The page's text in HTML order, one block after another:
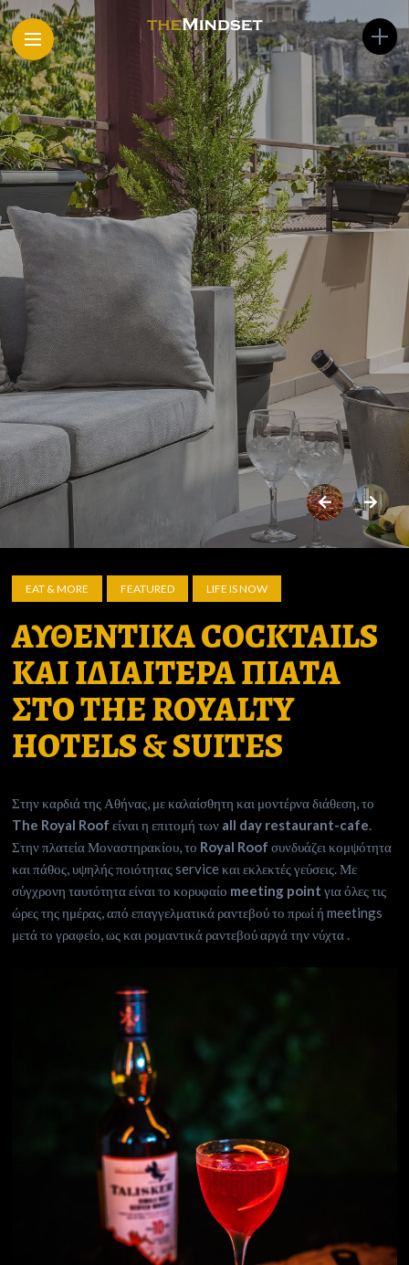
EAT & MORE FEATURED LIFE IS NOW
ΑΥΘΕΝΤΙΚΑ COCKTAILS
ΚΑΙ ΙΔΙΑΙΤΕΡΑ ΠΙΑΤΑ
ΣΤΟ THE ROYALTY
HOTELS & SUITES
Στην καρδιά της Αθήνας, με καλαίσθητη και μοντέρνα διάθεση, το
The Royal Roof είναι η επιτομή των all day restaurant-cafe.
Στην πλατεία Μοναστηρακίου, το Royal Roof συνδυάζει κομψότητα
και πάθος, υψηλής ποιότητας service και εκλεκτές γεύσεις. Με
σύγχρονη ταυτότητα είναι το κορυφαίο meeting point για όλες τις
ώρες της ημέρας, από επαγγελματικά ραντεβού το πρωί ή meetings
μετά το γραφείο, ως και ρομαντικά ραντεβού αργά την νύχτα .